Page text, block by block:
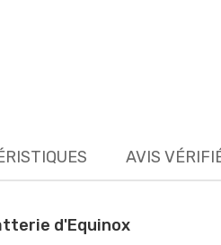
AVIS
d'Equinox